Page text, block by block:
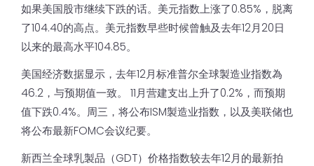
如果美国股市继续下跌的话。美元指数上涨了0.85%，脱离
了104.40的高点。美元指数早些时候曾触及去年12月20日
以来的最高水平104.85。
美国经济数据显示，去年12月标准普尔全球製造业指数為
46.2，与预期值一致。 11月营建支出上升了0.2%，而预期
值下跌0.4%。周三，将公布ISM製造业指数，以及美联储也
将公布最新FOMC会议纪要。
新西兰全球乳製品（GDT）价格指数较去年12月的最新拍